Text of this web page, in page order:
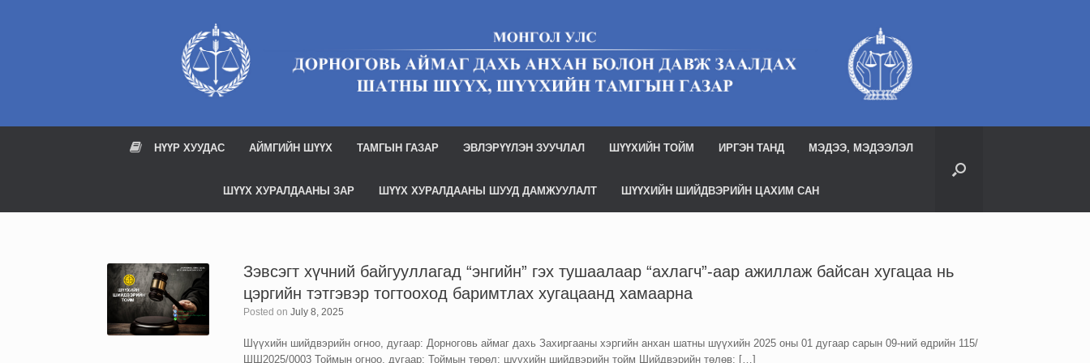
НҮҮР ХУУДАС АЙМГИЙН ШҮҮХ ТАМГЫН ГАЗАР ЭВЛЭРҮҮЛЭН ЗУУЧЛАЛ ШҮҮХИЙН ТОЙМ ИРГЭН ТАНД МЭДЭЭ, МЭДЭЭЛЭЛ
ШҮҮХ ХУРАЛДААНЫ ЗАР ШҮҮХ ХУРАЛДААНЫ ШУУД ДАМЖУУЛАЛТ ШҮҮХИЙН ШИЙДВЭРИЙН ЦАХИМ САН
Зэвсэгт хүчний байгууллагад “энгийн” гэх тушаалаар “ахлагч”-аар ажиллаж байсан хугацаа нь
цэргийн тэтгэвэр тогтооход баримтлах хугацаанд хамаарна
Posted onJuly 8, 2025
Шүүхийн шийдвэрийн огноо, дугаар: Дорноговь аймаг дахь Захиргааны хэргийн анхан шатны шүүхийн 2025 оны 01 дугаар сарын 09-ний өдрийн 115/
ШШ2025/0003 Тоймын огноо, дугаар: Тоймын төрөл: шүүхийн шийдвэрийн тойм Шийдвэрийн төлөв: […]